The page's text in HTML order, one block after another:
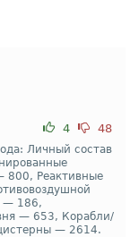
4 48
Личный состав
Реактивные
— 186,
— 653, Корабли/
— 2614.